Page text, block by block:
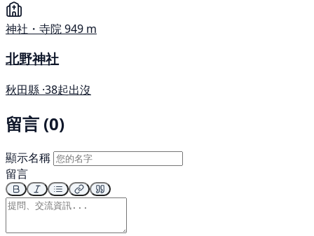
神社・寺院949 m
北野神社
秋田縣 ·38起出沒
留言 (0)
顯示名稱
留言